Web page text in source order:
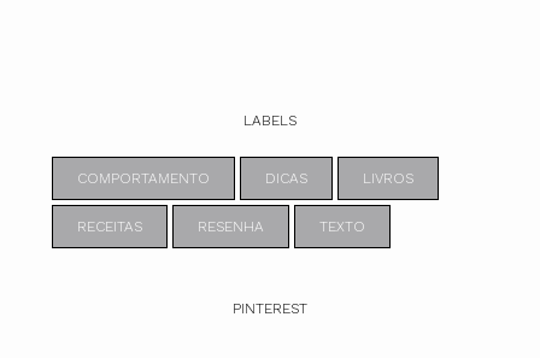
LABELS
COMPORTAMENTO DICAS LIVROS
RECEITAS RESENHA TEXTO
PINTEREST